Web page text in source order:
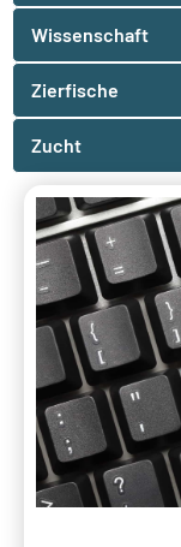
Wissenschaft
Zierfische
Zucht